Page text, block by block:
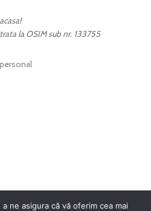
la OSIM sub nr. 133755
ne asigura că vă oferim cea mai